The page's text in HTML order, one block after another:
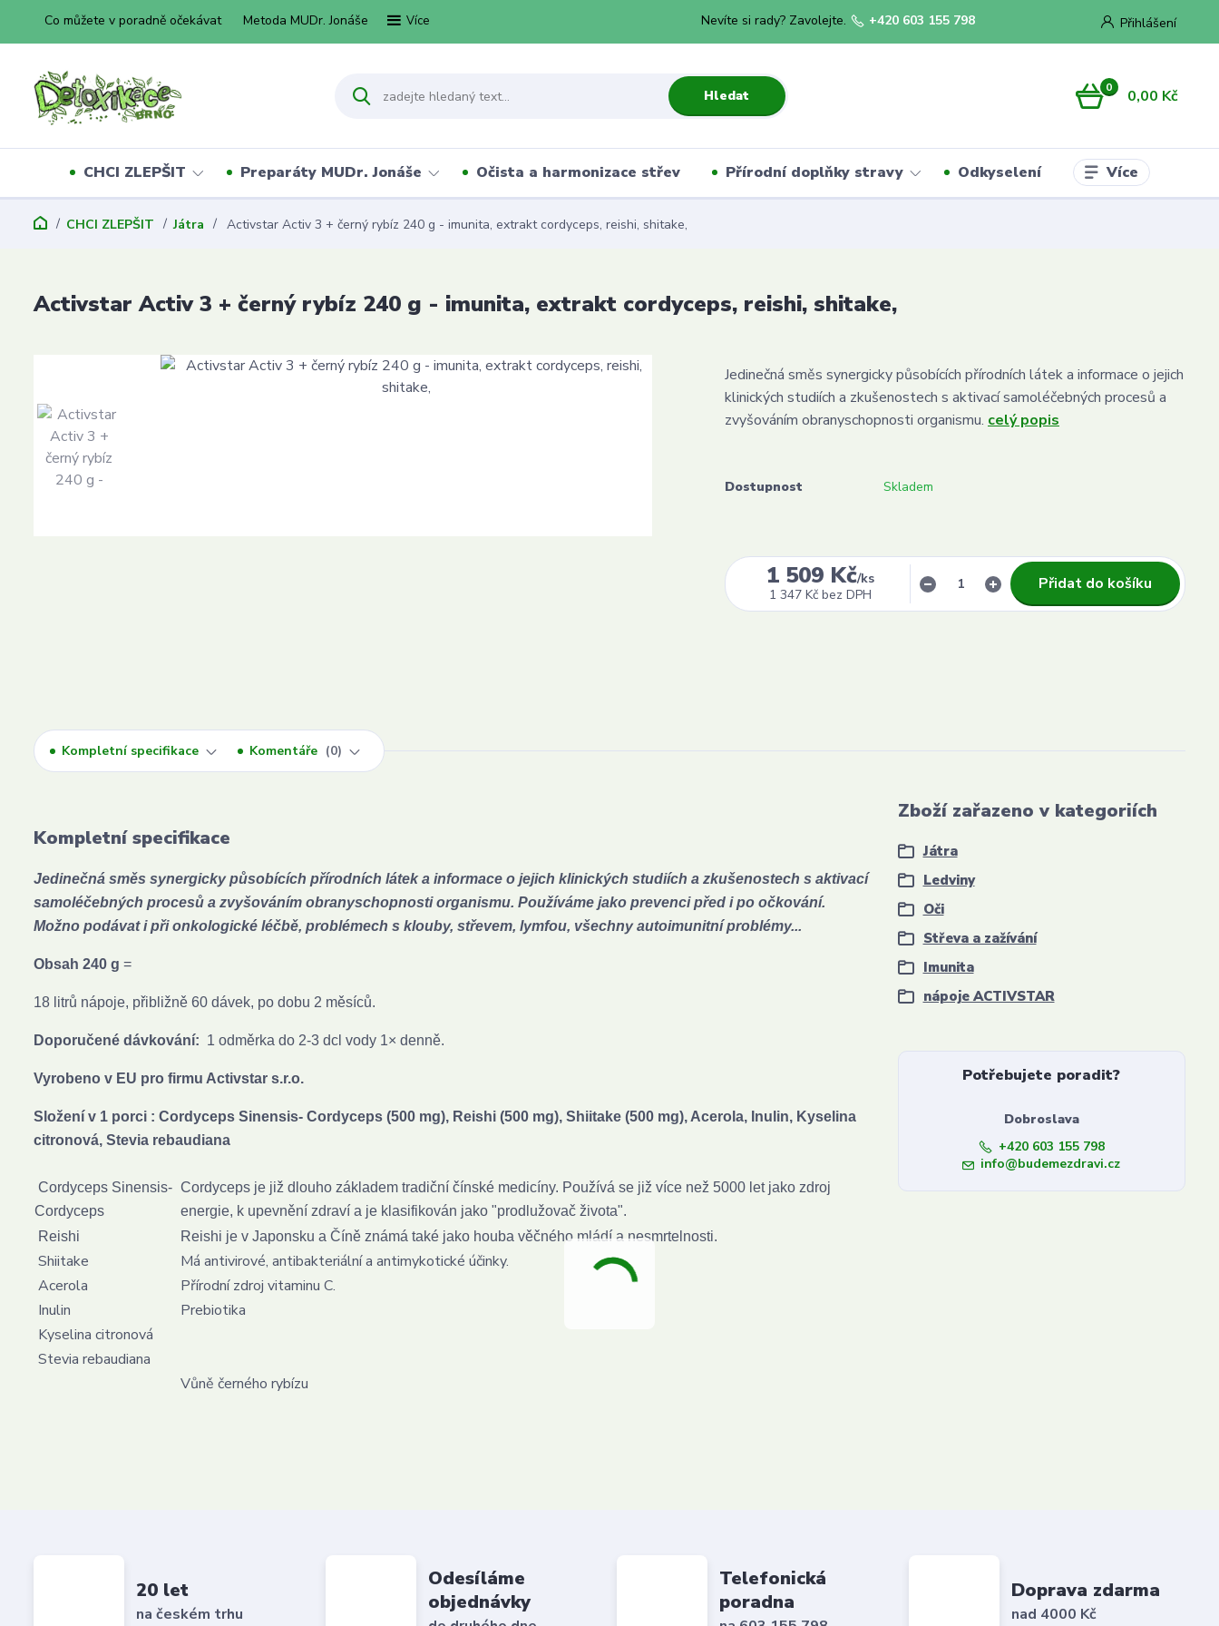
Co můžete v poradně očekávat Metoda MUDr. Jonáše Více Přihlášení
Hledat
Nevíte si rady? Zavolejte. +420 603 155 798
0 0,00 Kč
CHCI ZLEPŠIT Preparáty MUDr. Jonáše Očista a harmonizace střev Přírodní doplňky stravy Odkyselení Více
CHCI ZLEPŠIT Játra Activstar Activ 3 + černý rybíz 240 g - imunita, extrakt cordyceps, reishi, shitake,
Activstar Activ 3 + černý rybíz 240 g - imunita, extrakt cordyceps, reishi, shitake,
Jedinečná směs synergicky působících přírodních látek a informace o jejich
klinických studiích a zkušenostech s aktivací samoléčebných procesů a
zvyšováním obranyschopnosti organismu. celý popis
Dostupnost Skladem
1 509 Kč/ks
1 347 Kč bez DPH
Přidat do košíku
Kompletní specifikace Komentáře 0
Kompletní specifikace
Jedinečná směs synergicky působících přírodních látek a informace o jejich klinických studiích a zkušenostech s aktivací
samoléčebných procesů a zvyšováním obranyschopnosti organismu. Používáme jako prevenci před i po očkování.
Možno podávat i při onkologické léčbě, problémech s klouby, střevem, lymfou, všechny autoimunitní problémy...
Obsah 240 g =
18 litrů nápoje, přibližně 60 dávek, po dobu 2 měsíců.
Doporučené dávkování: 1 odměrka do 2-3 dcl vody 1× denně.
Vyrobeno v EU pro firmu Activstar s.r.o.
Složení v 1 porci : Cordyceps Sinensis- Cordyceps (500 mg), Reishi (500 mg), Shiitake (500 mg), Acerola, Inulin, Kyselina
citronová, Stevia rebaudiana
Cordyceps Sinensis-
Cordyceps
Cordyceps je již dlouho základem tradiční čínské medicíny. Používá se již více než 5000 let jako zdroj
energie, k upevnění zdraví a je klasifikován jako "prodlužovač života".
Reishi
Reishi je v Japonsku a Číně známá také jako houba věčného mládí a nesmrtelnosti.
Shiitake
Má antivirové, antibakteriální a antimykotické účinky.
Acerola
Přírodní zdroj vitaminu C.
Inulin
Prebiotika
Kyselina citronová
Stevia rebaudiana
Vůně černého rybízu
Zboží zařazeno v kategoriích
Játra
Ledviny
Oči
Střeva a zažívání
Imunita
nápoje ACTIVSTAR
Potřebujete poradit?
Dobroslava
+420 603 155 798
info@budemezdravi.cz
20 let
na českém trhu
Odesíláme
objednávky
Telefonická
poradna
Doprava zdarma
nad 4000 Kč